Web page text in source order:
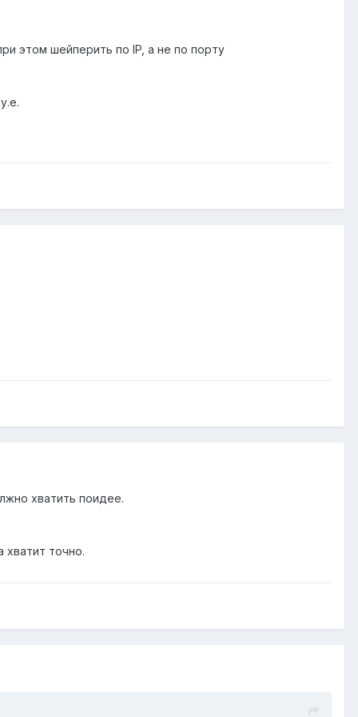
этом шейперить по IP, а не по порту
хватить поидее.
хватит точно.